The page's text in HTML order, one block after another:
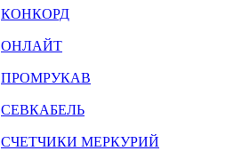
КОНКОРД
ОНЛАЙТ
ПРОМРУКАВ
СЕВКАБЕЛЬ
СЧЕТЧИКИ МЕРКУРИЙ